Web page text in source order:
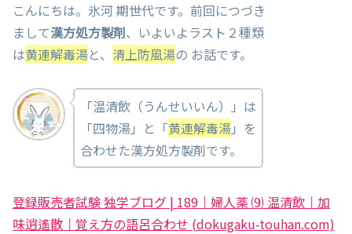
こんにちは。氷河 期世代です。前回につづき
まして漢方処方製剤、いよいよラスト２種類
は黄連解毒湯と、 清上防風湯の お話です。
「温清飲（うんせいいん）」は
「四物湯」と「黄連解毒湯」を
合わせた漢方処方製剤です。
登録販売者試験 独学ブログ | 189｜婦人薬 ⑼ 温清飲｜加
味逍遙散｜覚え方の語呂合わせ (dokugaku-touhan.com)